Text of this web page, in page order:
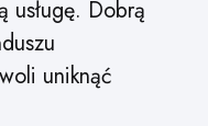
usługę. Dobrą
uniknąć